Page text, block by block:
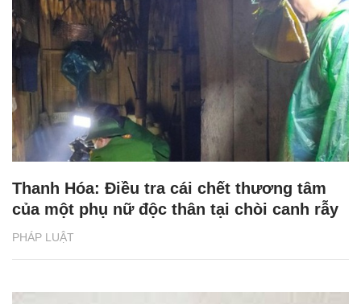
PHÁP LUẬT
Thanh Hóa: Điều tra cái chết thương tâm
của một phụ nữ độc thân tại chòi canh rẫy